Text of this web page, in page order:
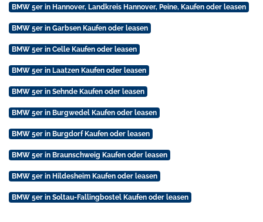
BMW 5er in Hannover, Landkreis Hannover, Peine, Kaufen oder leasen
BMW 5er in Garbsen Kaufen oder leasen
BMW 5er in Celle Kaufen oder leasen
BMW 5er in Laatzen Kaufen oder leasen
BMW 5er in Sehnde Kaufen oder leasen
BMW 5er in Burgwedel Kaufen oder leasen
BMW 5er in Burgdorf Kaufen oder leasen
BMW 5er in Braunschweig Kaufen oder leasen
BMW 5er in Hildesheim Kaufen oder leasen
BMW 5er in Soltau-Fallingbostel Kaufen oder leasen